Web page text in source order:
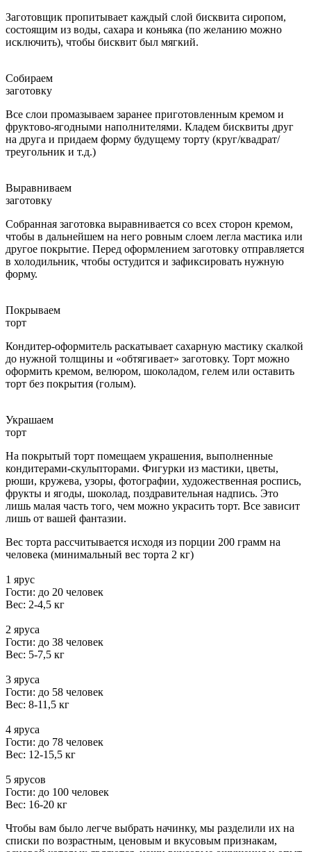
Заготовщик пропитывает каждый слой бисквита сиропом,
состоящим из воды, сахара и коньяка (по желанию можно
исключить), чтобы бисквит был мягкий.
Собираем
заготовку
Все слои промазываем заранее приготовленным кремом и
фруктово-ягодными наполнителями. Кладем бисквиты друг
на друга и придаем форму будущему торту (круг/квадрат/
треугольник и т.д.)
Выравниваем
заготовку
Собранная заготовка выравнивается со всех сторон кремом,
чтобы в дальнейшем на него ровным слоем легла мастика или
другое покрытие. Перед оформлением заготовку отправляется
в холодильник, чтобы остудится и зафиксировать нужную
форму.
Покрываем
торт
Кондитер-оформитель раскатывает сахарную мастику скалкой
до нужной толщины и «обтягивает» заготовку. Торт можно
оформить кремом, велюром, шоколадом, гелем или оставить
торт без покрытия (голым).
Украшаем
торт
На покрытый торт помещаем украшения, выполненные
кондитерами-скульпторами. Фигурки из мастики, цветы,
рюши, кружева, узоры, фотографии, художественная роспись,
фрукты и ягоды, шоколад, поздравительная надпись. Это
лишь малая часть того, чем можно украсить торт. Все зависит
лишь от вашей фантазии.
Вес торта рассчитывается исходя из порции 200 грамм на
человека (минимальный вес торта 2 кг)
1 ярус
Гости: до 20 человек
Вес: 2-4,5 кг
2 яруса
Гости: до 38 человек
Вес: 5-7,5 кг
3 яруса
Гости: до 58 человек
Вес: 8-11,5 кг
4 яруса
Гости: до 78 человек
Вес: 12-15,5 кг
5 ярусов
Гости: до 100 человек
Вес: 16-20 кг
Чтобы вам было легче выбрать начинку, мы разделили их на
списки по возрастным, ценовым и вкусовым признакам,